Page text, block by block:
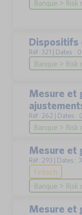
Banque >
Dispositifs
Réf : 321 | Dates :
Banque >
Mesure et
Réf : 262 | Dates
Banque >
Mesure et
Réf : 293 | Dates :
Fintech
Banque >
Mesure et